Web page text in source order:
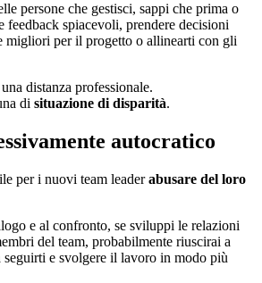
persone che gestisci, sappi che prima o
feedback spiacevoli, prendere decisioni
migliori per il progetto o allinearti con gli
distanza professionale.
di situazione di disparità.
autocratico
per i nuovi team leaderabusare del loro
e al confronto, se sviluppi le relazioni
del team, probabilmente riuscirai a
seguirti e svolgere il lavoro in modo più